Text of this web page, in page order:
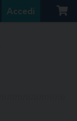
Accedi